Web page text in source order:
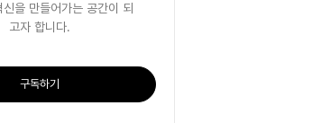
을 만들어가는 공간이 되
고자 합니다.
구독하기